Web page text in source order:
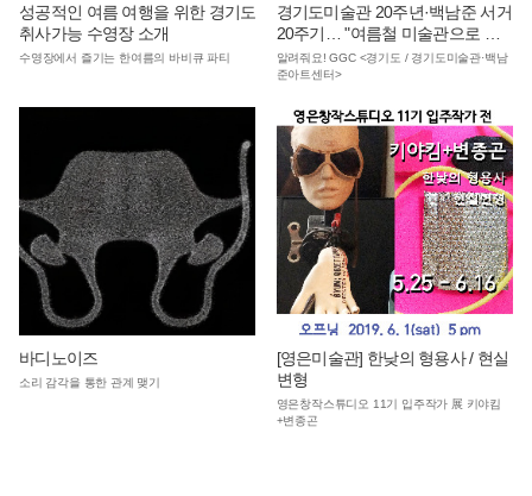
성공적인 여름 여행을 위한 경기도
취사가능 수영장 소개
수영장에서 즐기는 한여름의 바비큐 파티
경기도미술관 20주년·백남준 서거
20주기… "여름철 미술관으로 피
서 오세요"
알려줘요! GGC <경기도 / 경기도미술관·백남
준아트센터>
바디노이즈
소리 감각을 통한 관계 맺기
[영은미술관] 한낮의 형용사 / 현실
변형
영은창작스튜디오 11기 입주작가 展 키야킴
+변종곤